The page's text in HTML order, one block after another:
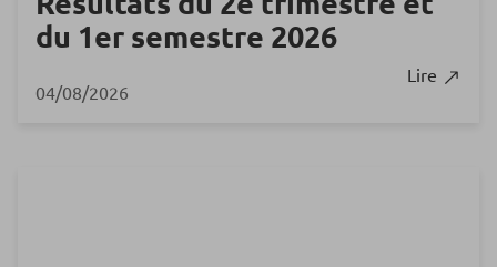
du 1er semestre 2026
04/08/2026
Lire